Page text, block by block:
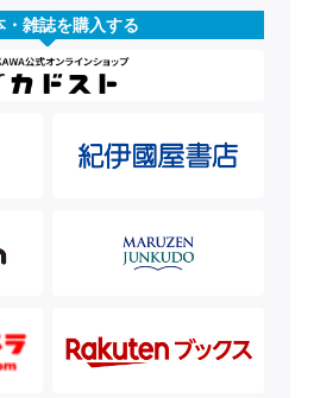
・雑誌を購入する